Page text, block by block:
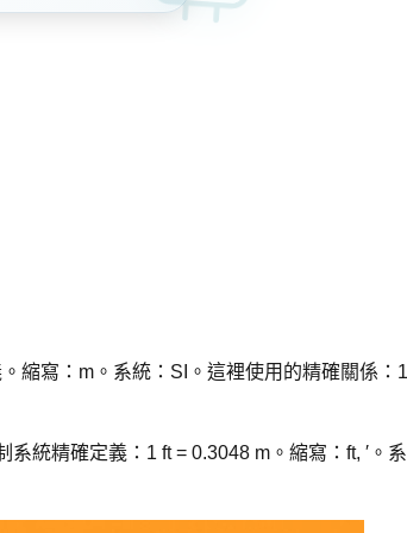
縮寫：m。系統：SI。這裡使用的精確關係：1
統精確定義：1 ft = 0.3048 m。縮寫：ft, ′。系